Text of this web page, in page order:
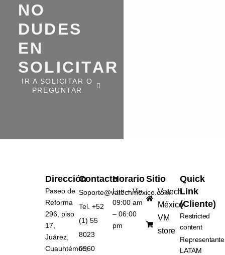
NO
DUDES
EN
SOLICITAR
IR A SOLICITAR O
PREGUNTAR
Dirección
Paseo de
Reforma
296, piso
17,
Juárez,
Cuauhtémoc,
Contacto
Soporte@vatechmexico.com
Tel. +52
(1) 55
8023
0960
Horario
Lun – Vie
09:00 am
– 06:00
pm
Sitio
Vatech
México
VM
store
Quick
Link
(Cliente)
Restricted
content
Representante
LATAM